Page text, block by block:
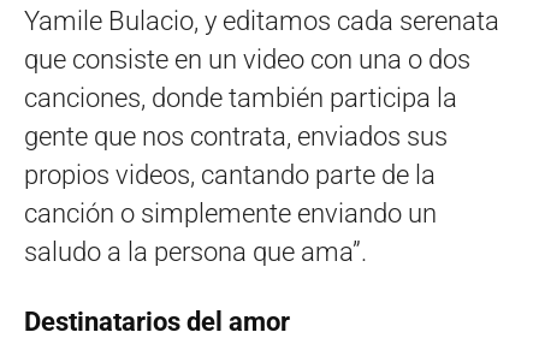
Yamile Bulacio, y editamos cada serenata
que consiste en un video con una o dos
canciones, donde también participa la
gente que nos contrata, enviados sus
propios videos, cantando parte de la
canción o simplemente enviando un
saludo a la persona que ama”.
Destinatarios del amor